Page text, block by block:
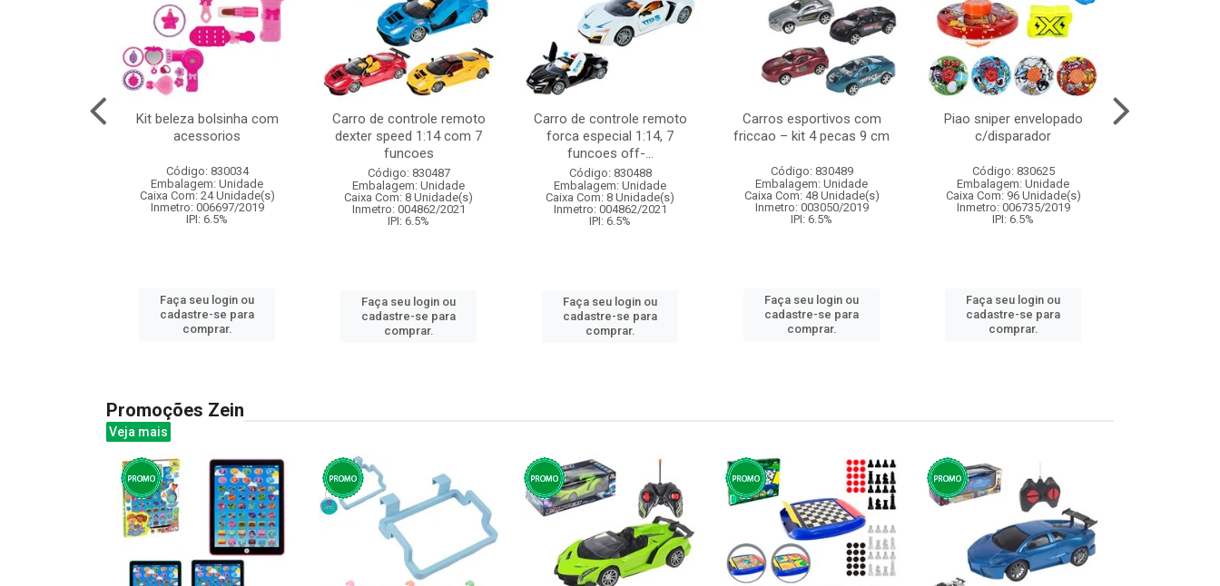
Kit beleza bolsinha com
acessorios
Código: 830034
Embalagem: Unidade
Caixa Com: 24 Unidade(s)
Inmetro: 006697/2019
IPI: 6.5%
Faça seu login ou
cadastre-se para
comprar.
Carro de controle remoto
dexter speed 1:14 com 7
funcoes
Código: 830487
Embalagem: Unidade
Caixa Com: 8 Unidade(s)
Inmetro: 004862/2021
IPI: 6.5%
Faça seu login ou
cadastre-se para
comprar.
Carro de controle remoto
forca especial 1:14, 7
funcoes off-...
Código: 830488
Embalagem: Unidade
Caixa Com: 8 Unidade(s)
Inmetro: 004862/2021
IPI: 6.5%
Faça seu login ou
cadastre-se para
comprar.
Carros esportivos com
friccao – kit 4 pecas 9 cm
Código: 830489
Embalagem: Unidade
Caixa Com: 48 Unidade(s)
Inmetro: 003050/2019
IPI: 6.5%
Faça seu login ou
cadastre-se para
comprar.
Piao sniper envelopado
c/disparador
Código: 830625
Embalagem: Unidade
Caixa Com: 96 Unidade(s)
Inmetro: 006735/2019
IPI: 6.5%
Faça seu login ou
cadastre-se para
comprar.
Promoções Zein
Veja mais